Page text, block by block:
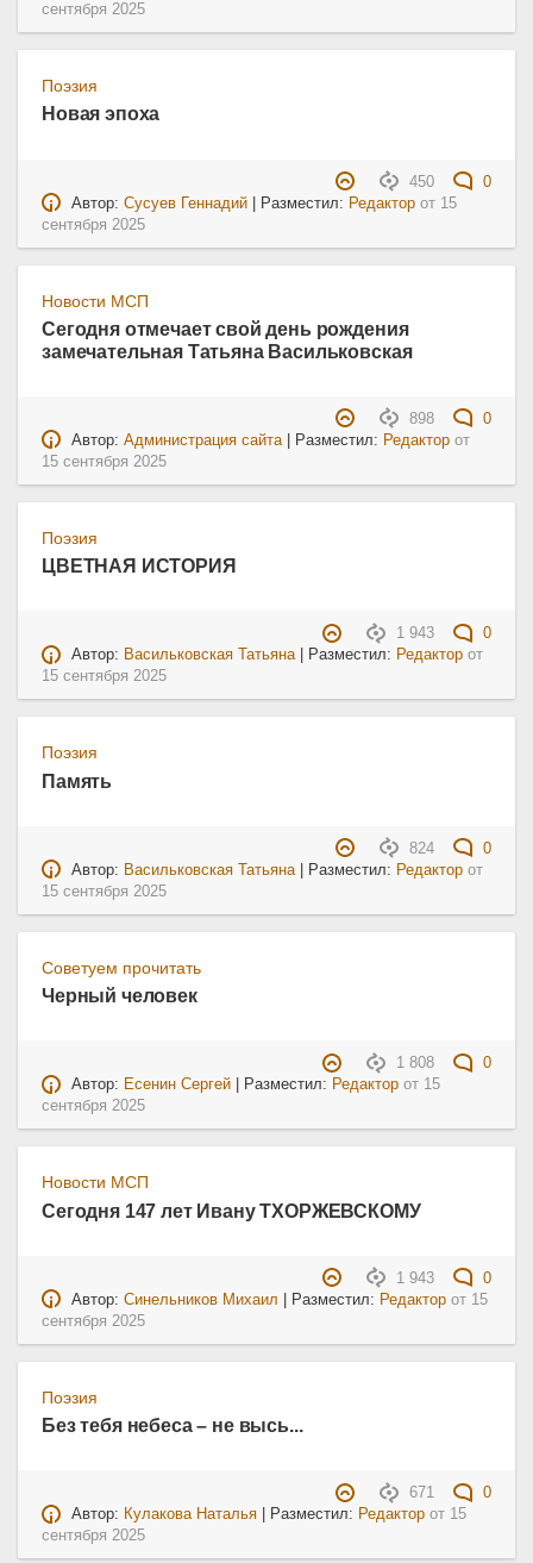
сентября 2025
Поэзия
Новая эпоха
450
0
Автор:Сусуев Геннадий | Разместил: Редактор от 15
сентября 2025
Новости МСП
Сегодня отмечает свой день рождения
замечательная Татьяна Васильковская
898
0
Автор:Администрация сайта| Разместил: Редактор от
15 сентября 2025
Поэзия
ЦВЕТНАЯ ИСТОРИЯ
1 943
0
Автор: Васильковская Татьяна| Разместил: Редактор от
15 сентября 2025
Поэзия
Память
824
0
Автор: Васильковская Татьяна| Разместил: Редактор от
15 сентября 2025
Советуем прочитать
Черный человек
1 808
0
Автор: Есенин Сергей | Разместил: Редактор от 15
сентября 2025
Новости МСП
Сегодня 147 лет Ивану ТХОРЖЕВСКОМУ
1 943
0
Автор:Синельников Михаил | Разместил: Редактор от 15
сентября 2025
Поэзия
Без тебя небеса – не высь...
671
0
Автор: Кулакова Наталья | Разместил: Редактор от 15
сентября 2025